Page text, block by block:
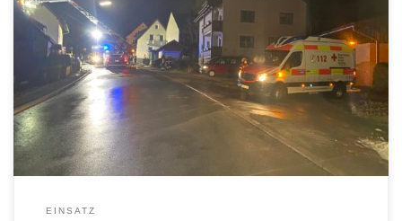
Bereits zum zwei­ten Mal die­ses Jahr wur­den Ein­hei­ten der Holl­fel­der
BRK Bereit­schaft zur Unter­stüt­zung alar­miert. Im Fol­gen­den lesen Sie
Nähe­res zu bei­den Einsätzen. Brand­ein­satz Kat­ters­reuth (Wei­den­berg)
- Brand land­wirt­schaft­li­ches Gebäu­de am 12.01.2022 Um ca. 12:00 Uhr
am 12.01.2022 erging an das BRK Holl­feld LogV der Alarm für den
Brand­ein­satz einer Scheu­ne in einem Stadt­teil Wei­den­bergs. Ange­for­
dert […]
EINSATZ